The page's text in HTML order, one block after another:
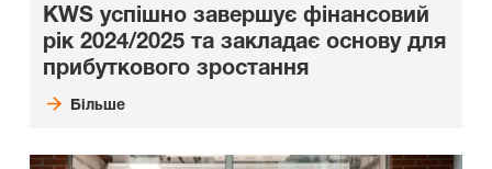
KWS успішно завершує фінансовий
рік 2024/2025 та закладає основу для
прибуткового зростання
Більше